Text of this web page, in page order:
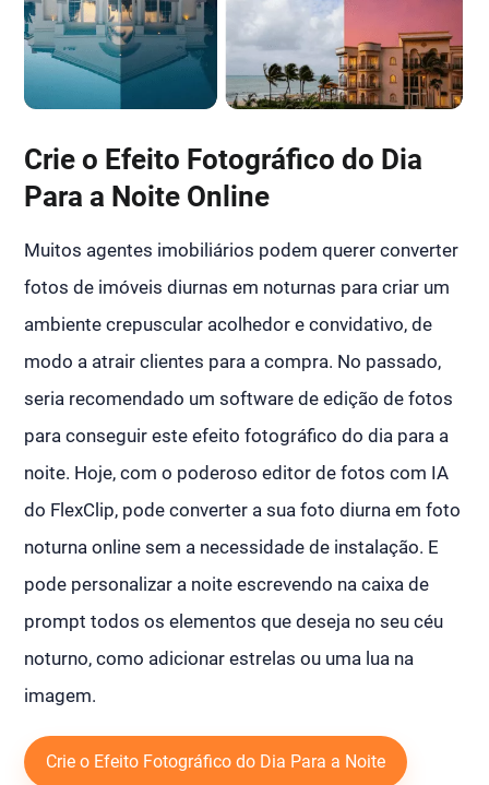
Crie o Efeito Fotográfico do Dia
Para a Noite Online
Muitos agentes imobiliários podem querer converter
fotos de imóveis diurnas em noturnas para criar um
ambiente crepuscular acolhedor e convidativo, de
modo a atrair clientes para a compra. No passado,
seria recomendado um software de edição de fotos
para conseguir este efeito fotográfico do dia para a
noite. Hoje, com o poderoso editor de fotos com IA
do FlexClip, pode converter a sua foto diurna em foto
noturna online sem a necessidade de instalação. E
pode personalizar a noite escrevendo na caixa de
prompt todos os elementos que deseja no seu céu
noturno, como adicionar estrelas ou uma lua na
imagem.
Crie o Efeito Fotográfico do Dia Para a Noite